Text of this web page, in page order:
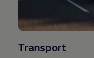
Transport